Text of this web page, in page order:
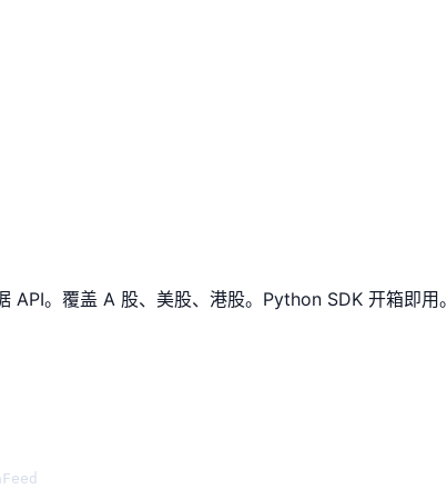
API。覆盖 A 股、美股、港股。Python SDK 开箱即用。